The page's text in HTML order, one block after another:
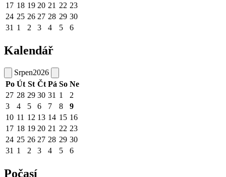
17 18 19 20 21 22 23
24 25 26 27 28 29 30
31 1 2 3 4 5 6
Kalendář
Srpen2026
Po Út St Čt Pá So Ne
27 28 29 30 31 1
2
3
4 5 6 7 8
9
10 11 12 13 14 15 16
17 18 19 20 21 22 23
24 25 26 27 28 29 30
31 1 2 3 4 5 6
Počasí